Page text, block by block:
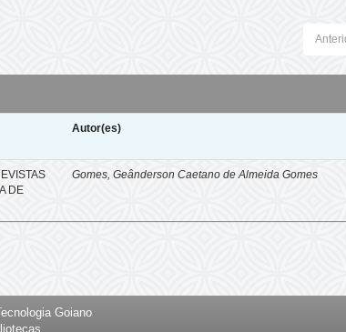
Autor(es)
DE
Gomes, Geânderson Caetano de Almeida Gomes
Goiano